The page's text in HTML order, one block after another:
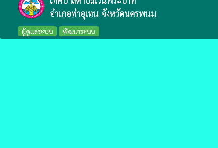
อำเภอท่าอุเทน จังหวัดนครพนม
ผู้ดูแลระบบ พัฒนาระบบ